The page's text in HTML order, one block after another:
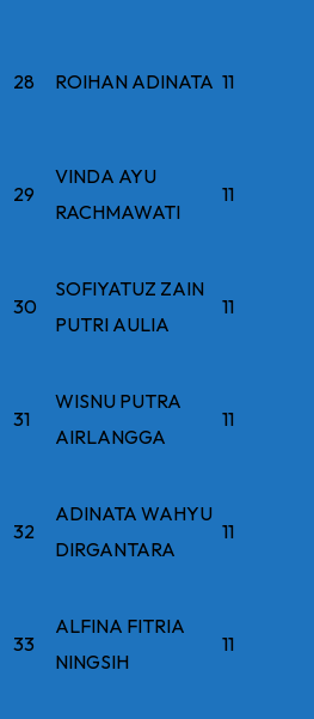
28 ROIHAN ADINATA 11
29
VINDA AYU
RACHMAWATI
11
30
SOFIYATUZ ZAIN
PUTRI AULIA
11
31
WISNU PUTRA
AIRLANGGA
11
32
ADINATA WAHYU
DIRGANTARA
11
33
ALFINA FITRIA
NINGSIH
11